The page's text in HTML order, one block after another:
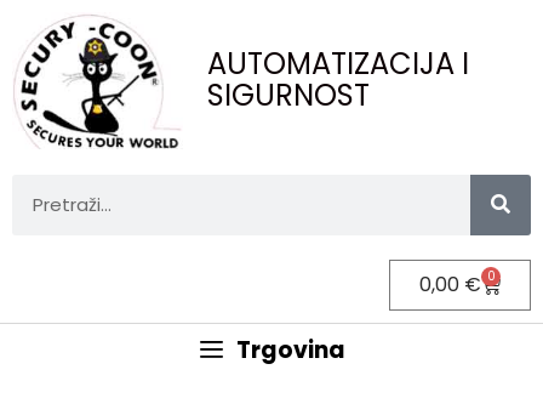
AUTOMATIZACIJA I
SIGURNOST
0,00 € 0
Trgovina